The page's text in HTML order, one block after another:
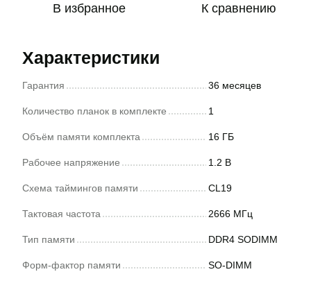
В избранное К сравнению
Характеристики
Гарантия 36 месяцев
Количество планок в комплекте 1
Объём памяти комплекта 16 ГБ
Рабочее напряжение 1.2 В
Схема таймингов памяти CL19
Тактовая частота 2666 МГц
Тип памяти DDR4 SODIMM
Форм-фактор памяти SO-DIMM